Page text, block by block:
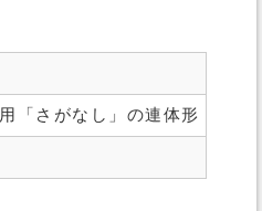
「さがなし」の連体形